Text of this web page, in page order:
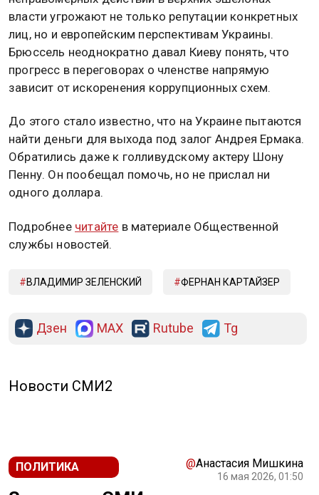
власти угрожают не только репутации конкретных
лиц, но и европейским перспективам Украины.
Брюссель неоднократно давал Киеву понять, что
прогресс в переговорах о членстве напрямую
зависит от искоренения коррупционных схем.
До этого стало известно, что на Украине пытаются
найти деньги для выхода под залог Андрея Ермака.
Обратились даже к голливудскому актеру Шону
Пенну. Он пообещал помочь, но не прислал ни
одного доллара.
Подробнее читайте в материале Общественной
службы новостей.
ВЛАДИМИР ЗЕЛЕНСКИЙ ФЕРНАН КАРТАЙЗЕР
Дзен MAX Rutube Tg
Новости СМИ2
ПОЛИТИКА @Анастасия Мишкина
16 мая 2026, 01:50